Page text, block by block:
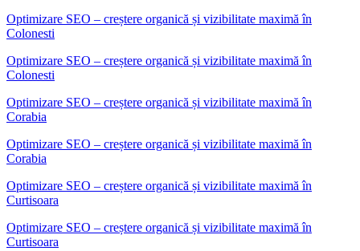
Optimizare SEO – creștere organică și vizibilitate maximă în
Colonesti
Optimizare SEO – creștere organică și vizibilitate maximă în
Colonesti
Optimizare SEO – creștere organică și vizibilitate maximă în
Corabia
Optimizare SEO – creștere organică și vizibilitate maximă în
Corabia
Optimizare SEO – creștere organică și vizibilitate maximă în
Curtisoara
Optimizare SEO – creștere organică și vizibilitate maximă în
Curtisoara